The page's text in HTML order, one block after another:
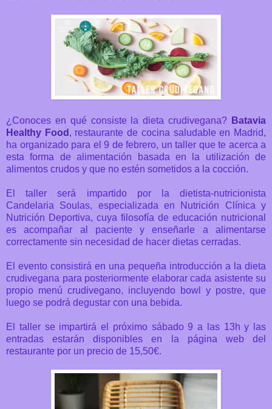
¿Conoces en qué consiste la dieta crudivegana? Batavia
Healthy Food , restaurante de cocina saludable en Madrid,
ha organizado para el 9 de febrero, un taller que te acerca a
estaforma de alimentación basada en la utilización de
alimentos crudos y que no estén sometidos a la cocción.
El taller será impartido por la dietista-nutricionista
Candelaria Soulas, especializada en Nutrición Clínica y
Nutrición Deportiva, cuya filosofía de educación nutricional
es acompañar al paciente y enseñarle a alimentarse
correctamente sin necesidad de hacer dietas cerradas.
El evento consistirá en una pequeña introducción a la dieta
crudivegana para posteriormente elaborar cada asistente su
propio menú crudivegano, incluyendo bowl y postre, que
luego se podrá degustar con una bebida.
El taller se impartirá el próximo sábado 9 a las 13h y las
entradas estarán disponibles en la página web del
restaurante por un precio de 15,50€.